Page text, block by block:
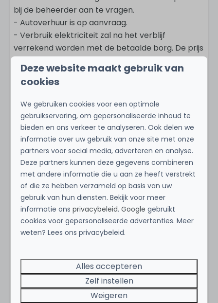
bij de beheerder aan te vragen.
- Autoverhuur is op aanvraag.
- Verbruik elektriciteit zal na het verblijf
verrekend worden met de betaalde borg. De prijs
- Kijk voordat je op reis gaat of je een visum voor
Curaçao nodig heb.
- Als internationale bezoeker dien je de Digital
Immigration Card (DI Card) binnen 7 dagen voor
vertrek online in te vullen. De Digital Immigration
Card is verplicht voor alle buitenlandse
bezoekers om door de immigratie op Curaçao
toegelaten te worden. Vraag de kaart aan via de
website OFFICIAL Curacao Entry Portal.
Jan Thiel Curaçao
Deze website maakt gebruik van
cookies
We gebruiken cookies voor een optimale
gebruikservaring, om gepersonaliseerde inhoud te
bieden en ons verkeer te analyseren. Ook delen we
informatie over uw gebruik van onze site met onze
partners voor social media, adverteren en analyse.
Deze partners kunnen deze gegevens combineren
met andere informatie die u aan ze heeft verstrekt
of die ze hebben verzameld op basis van uw
gebruik van hun diensten. Bekijk voor meer
informatie onsprivacybeleid.Google gebruikt
cookies voor gepersonaliseerde advertenties. Meer
weten? Lees ons privacybeleid.
Alles accepteren
Zelf instellen
Weigeren